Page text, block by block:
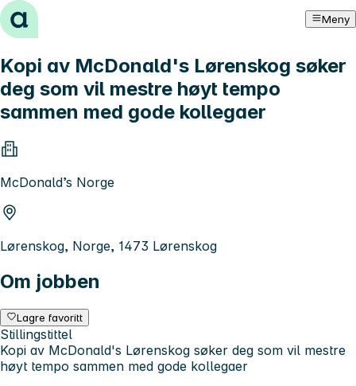
Hopp til innhold Meny
Kopi av McDonald's Lørenskog søker
deg som vil mestre høyt tempo
sammen med gode kollegaer
McDonald’s Norge
Lørenskog, Norge, 1473 Lørenskog
Om jobben
Lagre favoritt
Stillingstittel
Kopi av McDonald's Lørenskog søker deg som vil mestre
høyt tempo sammen med gode kollegaer